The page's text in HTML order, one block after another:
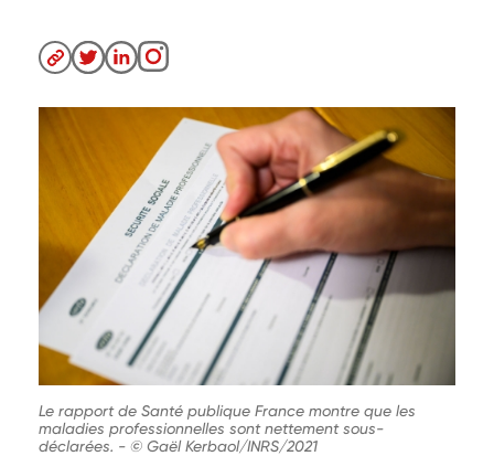
Le rapport de Santé publique France montre que les
maladies professionnelles sont nettement sous-
déclarées. - © Gaël Kerbaol/INRS/2021